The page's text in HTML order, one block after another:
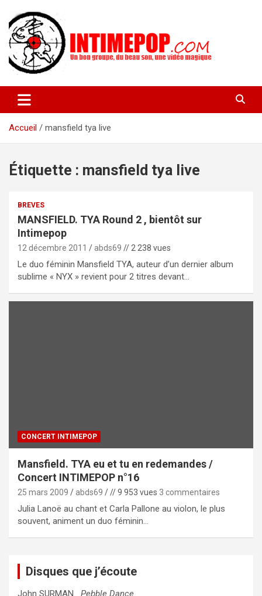
contenu
intimepop.com
actuelles pop rock, post-rock, indé sur Lyon. rock pop concert
lyon
Accueil
mansfield tya live
Étiquette : mansfield tya live
BREVES
MANSFIELD. TYA Round 2 , bientôt sur
Intimepop
12 décembre 2011 abds69 // 2 238 vues
Le duo féminin Mansfield TYA, auteur d’un dernier album
sublime « NYX » revient pour 2 titres devant…
CONCERT INTIMEPOP
Mansfield. TYA eu et tu en redemandes /
Concert INTIMEPOP n°16
25 mars 2009 abds69 // 9 953 vues 3 commentaires
Julia Lanoë au chant et Carla Pallone au violon, le plus
souvent, animent un duo féminin…
Disques que j’écoute
John SURMAN Pebble Dance